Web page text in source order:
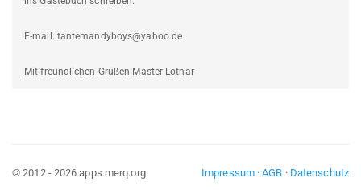
E-mail: tantemandyboys@yahoo.de
Mit freundlichen Grüßen Master Lothar
Impressum·AGB · Datenschutz
© 2012 - 2026 apps.merq.org